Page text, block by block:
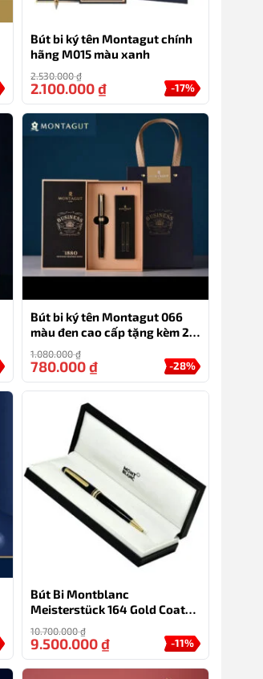
Bút bi ký tên Montagut chính
hãng M015 màu xanh
2.530.000₫
-17%
2.100.000₫
Bút bi ký tên Montagut 066
màu đen cao cấp tặng kèm 2
1.080.000₫
-28%
780.000₫
Bút Bi Montblanc
Meisterstück 164 Gold Coated
Classique
10.700.000₫
-11%
9.500.000₫